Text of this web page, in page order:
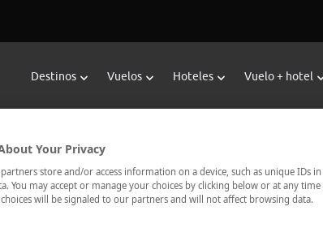
Destinos Vuelos Hoteles Vuelo + hotel
Reservar Hoteles en Pigeon
de hoteles de Viajes Carrefour te ofrece hoteles
comunicados, el hotel que busques nosotros te lo
Your Privacy
store and/or access information on a device, such as unique IDs
You may accept or manage your choices by clicking below or at any
choices will be signaled to our partners and will not affect browsing data.